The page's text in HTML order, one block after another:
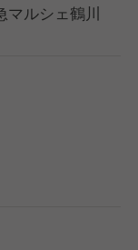
マルシェ鶴川